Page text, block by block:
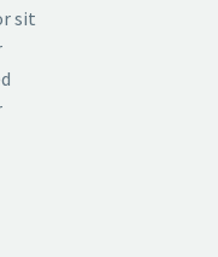
sit